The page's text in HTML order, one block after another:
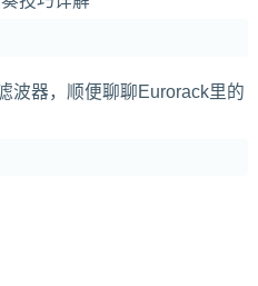
波器，顺便聊聊Eurorack里的